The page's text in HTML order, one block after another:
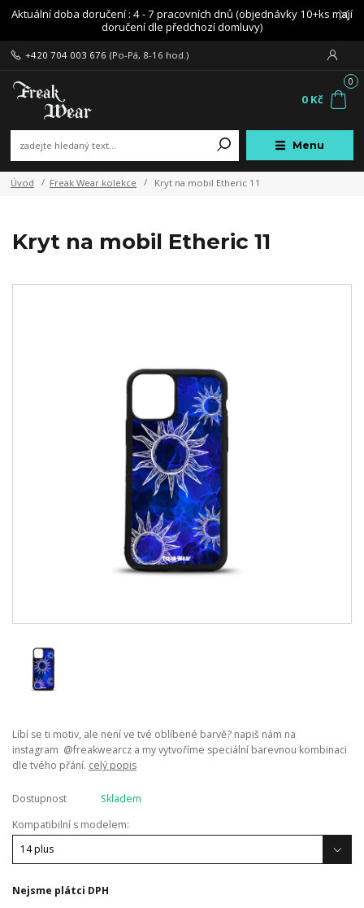
Aktuální doba doručení : 4 - 7 pracovních dnů (objednávky 10+ks mají
doručení dle předchozí domluvy)
Menu
+420 704 003 676 (Po-Pá, 8-16 hod.)
0
0 Kč
Úvod Freak Wear kolekce Kryt na mobil Etheric 11
Kryt na mobil Etheric 11
Líbí se ti motiv, ale není ve tvé oblíbené barvě? napiš nám na
instagram @freakwearcz a my vytvoříme speciální barevnou kombinaci
dle tvého přání. celý popis
Dostupnost
Skladem
Kompatibilní s modelem:
Nejsme plátci DPH